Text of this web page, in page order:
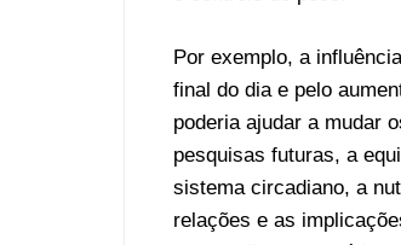
Por exemplo, a
final do dia e pelo
poderia ajudar a mudar
pesquisas futuras, a
sistema circadiano, a
relações e as